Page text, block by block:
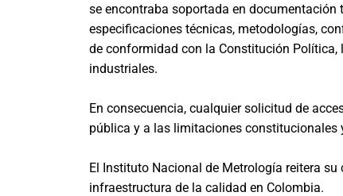
se encontraba soportada en
especificaciones técnicas, metodologías,
de conformidad con la Constitución Política,
industriales.
En consecuencia, cualquier solicitud de
pública y a las limitaciones constitucionales
El Instituto Nacional de Metrología reitera
infraestructura de la calidad en Colombia.